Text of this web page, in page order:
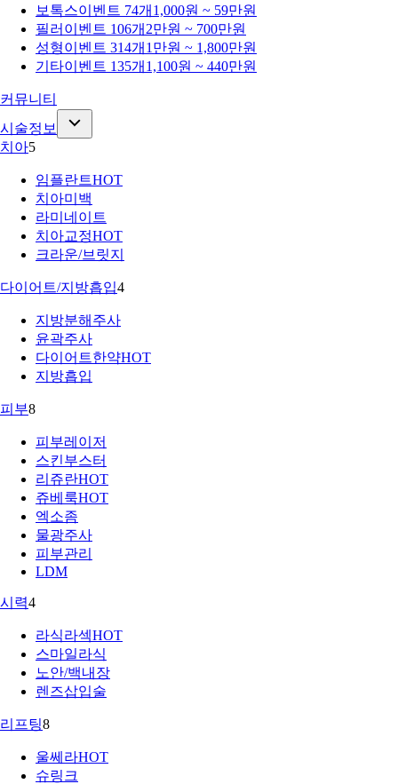
보톡스이벤트 74개 1,000원 ~ 59만원
필러 이벤트 106개 2만원 ~ 700만원
성형이벤트 314개 1만원 ~ 1,800만원
기타이벤트 135개 1,100원 ~ 440만원
커뮤니티
시술정보
치아5
임플란트HOT
치아미백
라미네이트
치아교정HOT
크라운/브릿지
다이어트/지방흡입4
지방분해주사
윤곽주사
다이어트한약HOT
지방흡입
피부8
피부레이저
스킨부스터
리쥬란HOT
쥬베룩HOT
엑소좀
물광주사
피부관리
LDM
시력4
라식라섹HOT
스마일라식
노안/백내장
렌즈삽입술
리프팅8
울쎄라HOT
슈링크